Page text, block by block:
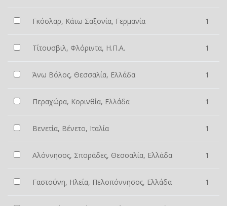
Γκόσλαρ, Κάτω Σαξονία, Γερμανία 1
Τίτουσβιλ, Φλόριντα, Η.Π.Α. 1
Άνω Βόλος, Θεσσαλία, Ελλάδα 1
Περαχώρα, Κορινθία, Ελλάδα 1
Βενετία, Βένετο, Ιταλία 1
Αλόννησος, Σποράδες, Θεσσαλία, Ελλάδα 1
Γαστούνη, Ηλεία, Πελοπόννησος, Ελλάδα 1